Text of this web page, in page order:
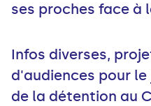
ses proches face à
Infos diverses,
d'audiences pour
de la détention au